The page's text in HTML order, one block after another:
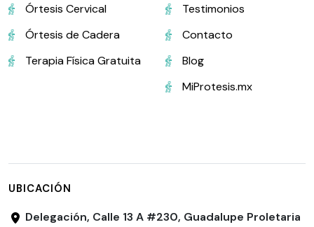
Órtesis Cervical
Órtesis de Cadera
Terapia Física Gratuita
Testimonios
Contacto
Blog
MiProtesis.mx
UBICACIÓN
Delegación, Calle 13 A #230, Guadalupe Proletaria